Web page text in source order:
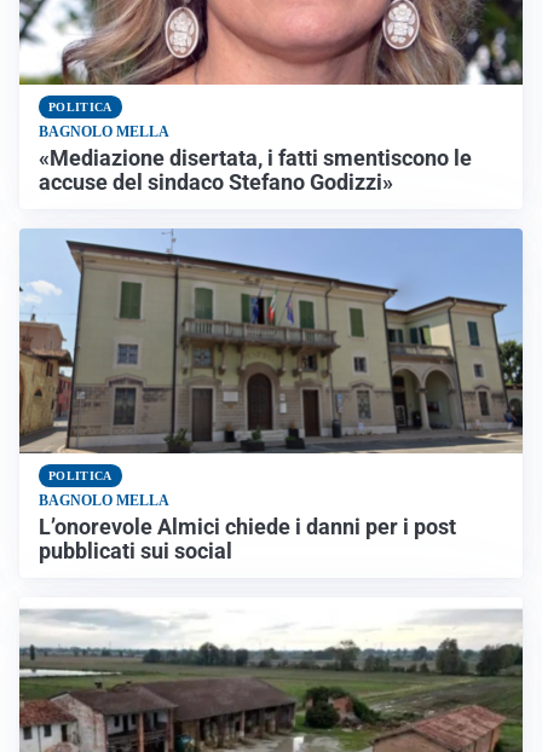
POLITICA
BAGNOLO MELLA
«Mediazione disertata, i fatti smentiscono le
accuse del sindaco Stefano Godizzi»
POLITICA
BAGNOLO MELLA
L’onorevole Almici chiede i danni per i post
pubblicati sui social